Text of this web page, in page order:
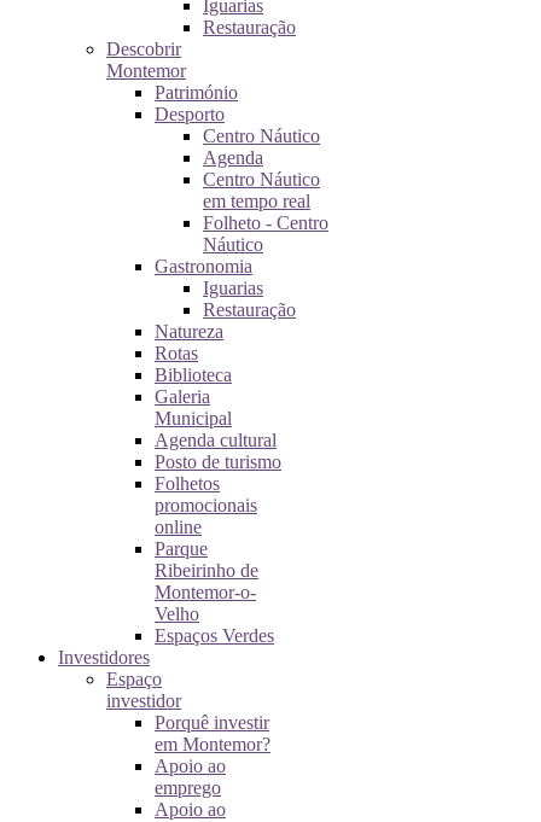
Iguarias
Restauração
Descobrir
Montemor
Património
Desporto
Centro Náutico
Agenda
Centro Náutico
em tempo real
Folheto - Centro
Náutico
Gastronomia
Iguarias
Restauração
Natureza
Rotas
Biblioteca
Galeria
Municipal
Agenda cultural
Posto de turismo
Folhetos
promocionais
online
Parque
Ribeirinho de
Montemor-o-
Velho
Espaços Verdes
Investidores
Espaço
investidor
Porquê investir
em Montemor?
Apoio ao
emprego
Apoio ao